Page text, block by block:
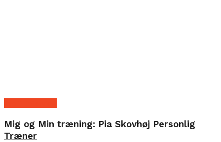
Mig og Min træning: Pia Skovhøj Personlig
Træner